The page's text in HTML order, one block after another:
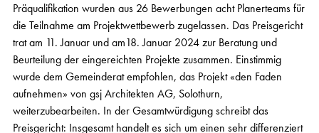
Präqualifikation wurden aus 26 Bewerbungen acht Planerteams für
die Teilnahme am Projektwettbewerb zugelassen. Das Preisgericht
trat am 11. Januar und am18. Januar 2024 zur Beratung und
Beurteilung der eingereichten Projekte zusammen. Einstimmig
wurde dem Gemeinderat empfohlen, das Projekt «den Faden
aufnehmen» von gsj Architekten AG, Solothurn,
weiterzubearbeiten. In der Gesamtwürdigung schreibt das
Preisgericht: Insgesamt handelt es sich um einen sehr differenziert